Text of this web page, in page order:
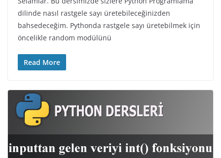
dilinde nasıl rastgele sayı üretebileceğinizden
bahsedeceğim. Pythonda rastgele sayı üretebilmek için
öncelikle random modülünü
Read More